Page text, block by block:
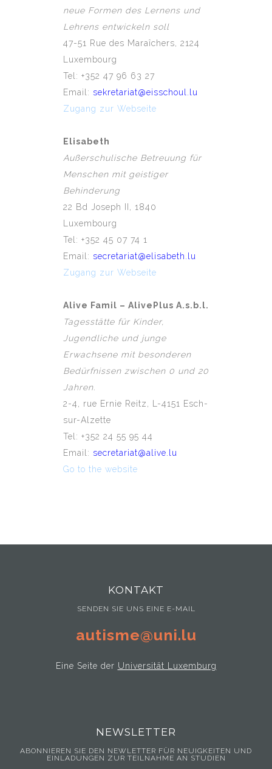
neue Formen des Lernens und
Lehrens entwickeln soll
47-51 Rue des Maraîchers, 2124
Luxembourg
Tel: +352 47 96 63 27
Email: sekretariat@eisschoul.lu
Zugang zur Webseite
Elisabeth
Außerschulische Betreuung für
Menschen mit geistiger
Behinderung
22 Bd Joseph II, 1840
Luxembourg
Tel: +352 45 07 74 1
Email: secretariat@elisabeth.lu
Zugang zur Webseite
Alive Famil – AlivePlus A.s.b.l.
Tagesstätte für Kinder,
Jugendliche und junge
Erwachsene mit besonderen
Bedürfnissen zwischen 0 und 20
Jahren.
2-4, rue Ernie Reitz, L-4151 Esch-
sur-Alzette
Tel: +352 24 55 95 44
Email: secretariat@alive.lu
Go to the website
KONTAKT
SENDEN SIE UNS EINE E-MAIL
autisme@uni.lu
Eine Seite der Universität Luxemburg
NEWSLETTER
ABONNIEREN SIE DEN NEWLETTER FÜR NEUIGKEITEN UND
EINLADUNGEN ZUR TEILNAHME AN STUDIEN